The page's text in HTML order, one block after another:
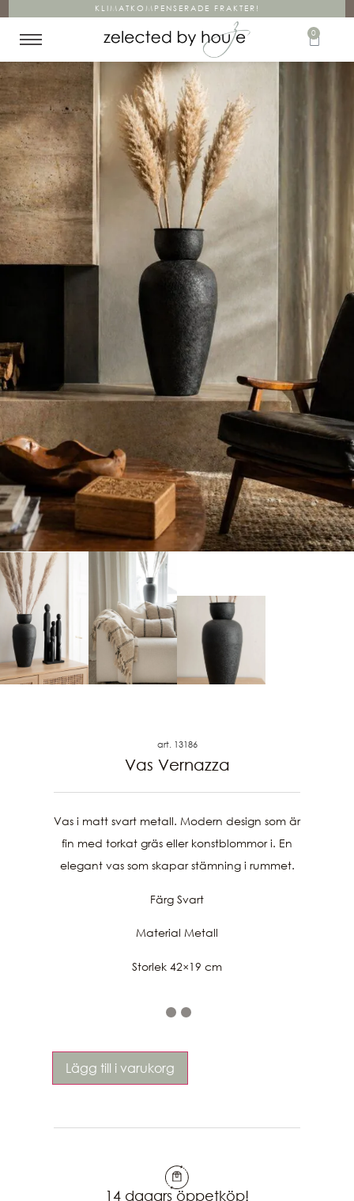
KLIMATKOMPENSERADE FRAKTER!
0
art. 13186
Vas Vernazza
Vas i matt svart metall. Modern design som är
fin med torkat gräs eller konstblommor i. En
elegant vas som skapar stämning i rummet.
Färg Svart
Material Metall
Storlek 42×19 cm
Lägg till i varukorg
14 dagars öppetköp!